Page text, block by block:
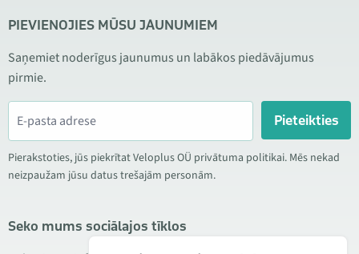
PIEVIENOJIES MŪSU JAUNUMIEM
Saņemiet noderīgus jaunumus un labākos piedāvājumus
pirmie.
Pieteikties
Pierakstoties, jūs piekrītat Veloplus OÜ privātuma politikai. Mēs nekad
neizpaužam jūsu datus trešajām personām.
Seko mums sociālajos tīklos